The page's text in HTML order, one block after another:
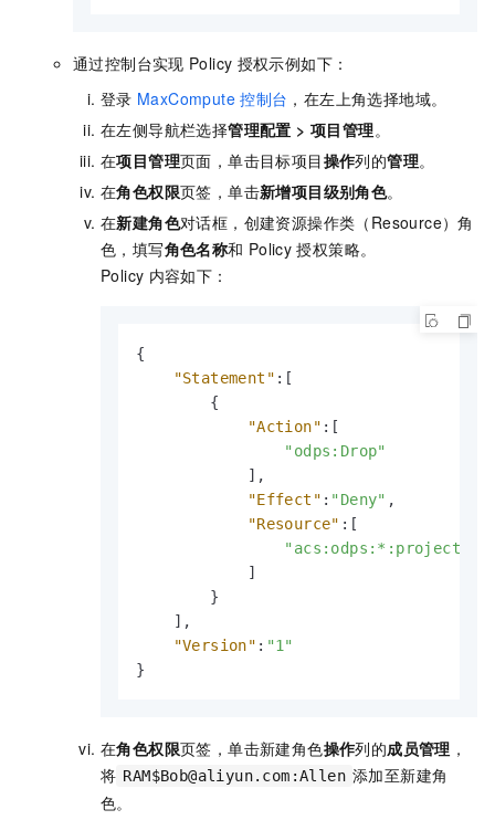
通过控制台实现 Policy 授权示例如下：
登录 MaxCompute 控制台 ，在左上角选择地域。
在左侧导航栏选择管理配置 >项目管理。
在项目管理页面，单击目标项目操作列的管理。
在角色权限页签，单击新增项目级别角色。
在新建角色对话框，创建资源操作类（Resource）角
色，填写角色名称和 Policy 授权策略。
Policy 内容如下：
{
"Statement" : [
{
"Action" : [
"odps:Drop"
] ,
"Effect" : "Deny" ,
"Resource" : [
"acs:odps:*:projects/
]
}
] ,
"Version" : "1"
}
在角色权限页签，单击新建角色操作列的成员管理 ，
将 RAM$Bob@aliyun.com:Allen 添加至新建角
色。